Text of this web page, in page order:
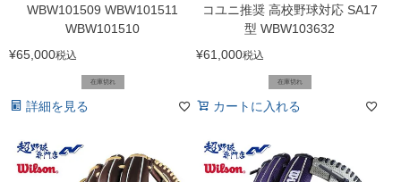
WBW101509 WBW101511
WBW101510
¥65,000税込
在庫切れ
詳細を見る
コユニ推奨 高校野球対応 SA17
型 WBW103632
¥61,000税込
在庫切れ
カートに入れる